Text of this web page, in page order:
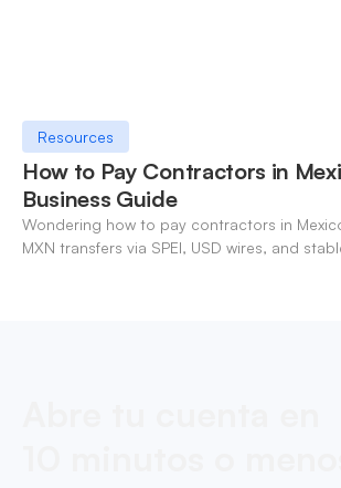
Resources
How to Pay Contractors in
Business Guide
Wondering how to pay contractors in
MXN transfers via SPEI, USD wires, and